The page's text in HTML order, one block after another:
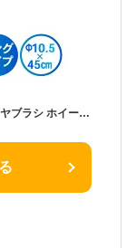
[奥まで届く] ホイールブラシ ロングタイプ タイヤブラシ ホイール ブラシ 車 手洗い 洗車 グッズ 洗車用品 道具 バイク 自転車 軽 普通車 トラック やわらか 柔らか 全長45cm 直径10.5cm カー用品 ブルー 青 クラフトワークス CRAFTWORKS